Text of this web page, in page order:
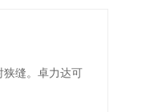
缝。卓力达可